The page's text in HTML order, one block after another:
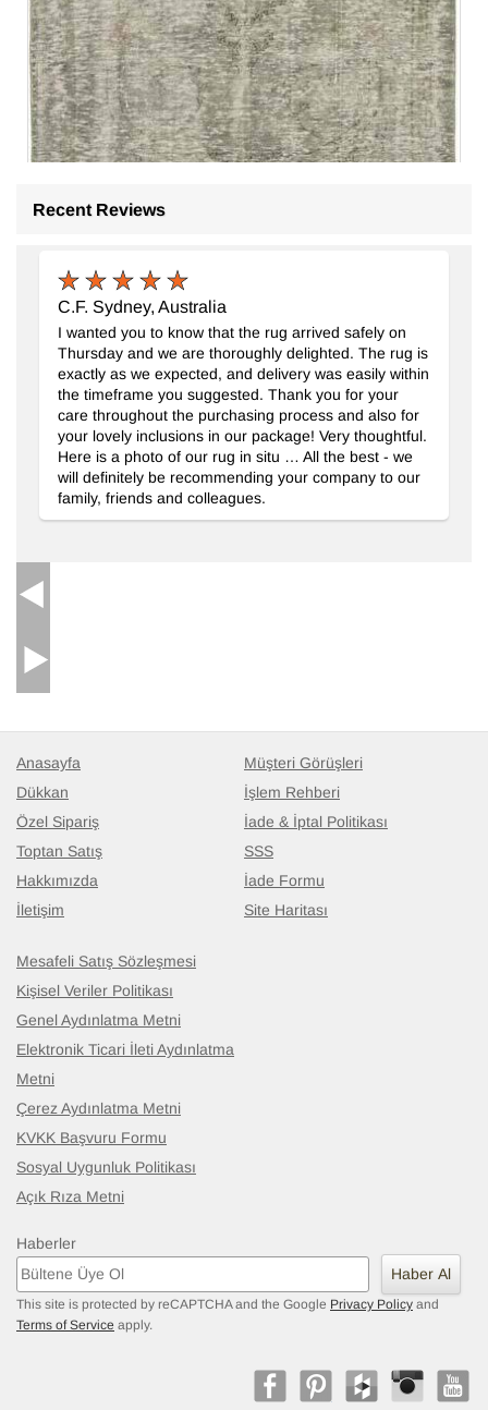
Gri Boyalı El Dokuma Vintage Halı- K0056118
188 cm x 267 cm
23.706TL
Recent Reviews
C.F. Sydney, Australia
I wanted you to know that the rug arrived safely on
Thursday and we are thoroughly delighted. The rug is
exactly as we expected, and delivery was easily within
the timeframe you suggested. Thank you for your
care throughout the purchasing process and also for
your lovely inclusions in our package! Very thoughtful.
Here is a photo of our rug in situ … All the best - we
will definitely be recommending your company to our
family, friends and colleagues.
Anasayfa
Dükkan
Özel Sipariş
Toptan Satış
Hakkımızda
İletişim
Müşteri Görüşleri
İşlem Rehberi
İade & İptal Politikası
SSS
İade Formu
Site Haritası
Mesafeli Satış Sözleşmesi
Kişisel Veriler Politikası
Genel Aydınlatma Metni
Elektronik Ticari İleti Aydınlatma
Metni
Çerez Aydınlatma Metni
KVKK Başvuru Formu
Sosyal Uygunluk Politikası
Açık Rıza Metni
Haberler
Haber Al
This site is protected by reCAPTCHA and the Google Privacy Policy and
Terms of Service apply.